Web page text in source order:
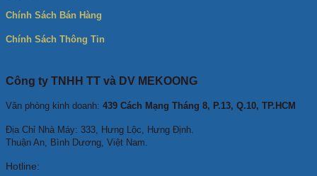
Chính Sách Bán Hàng
Chính Sách Thông Tin
Công ty TNHH TT và DV MEKOONG
Văn phòng kinh doanh: 439 Cách Mạng Tháng 8, P.13, Q.10, TP.HCM
Địa Chỉ Nhà Máy: 333, Hưng Lộc, Hưng Định.
Thuận An, Bình Dương, Việt Nam.
Hotline: